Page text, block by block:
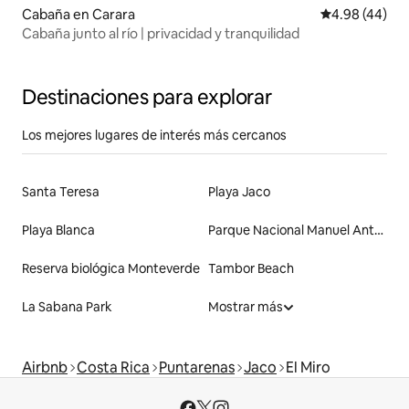
Cabaña en Carara Calificación
4.98 (44)
Cabaña junto al río | privacidad y tranquilidad
Destinaciones para explorar
Los mejores lugares de interés más cercanos
Santa Teresa Playa Jaco
Playa Blanca Parque Nacional Manuel Antonio
Reserva biológica Monteverde Tambor Beach
La Sabana Park Mostrar más
Airbnb Costa Rica Puntarenas Jaco El Miro